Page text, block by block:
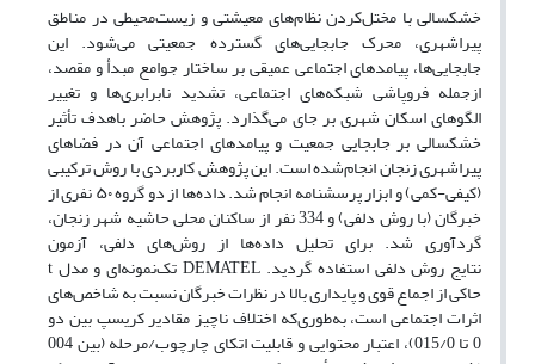
خشکسالی با مختل‌کردن نظام‌های معیشتی و زیست‌محیطی در مناطق
پیراشهری، محرک جابجایی‌های گسترده جمعیتی می‌شود. این
جابجایی‌ها، پیامدهای اجتماعی عمیقی بر ساختار جوامع مبدأ و مقصد،
ازجمله فروپاشی شبکه‌های اجتماعی، تشدید نابرابری‌ها و تغییر
الگوهای اسکان شهری بر جای می‌گذارد.پژوهش حاضر باهدف تأثیر
خشکسالی بر جابجایی جمعیت و پیامدهای اجتماعی آن در فضاهای
پیراشهری زنجان انجام‌شده است. این پژوهش کاربردی با روش ترکیبی
(کیفی-کمی) و ابزار پرسشنامه انجام شد. داده‌ها از دو گروه ۵۰ نفری از
خبرگان (با روش دلفی) و 334 نفر از ساکنان محلی حاشیه شهر زنجان،
گردآوری شد. برای تحلیل داده‌ها از روش‌های دلفی، آزمون
tتک‌نمونه‌ای و مدلDEMATEL استفاده گردید.نتایج روش دلفی
حاکی از اجماع قوی و پایداری بالا در نظرات خبرگان نسبت به شاخص‌های
اثرات اجتماعی است، به‌طوری‌که اختلاف ناچیز مقادیر کریسپ بین دو
مرحله (بین 004/0 تا 015/0)، اعتبار محتوایی و قابلیت اتکای چارچوب